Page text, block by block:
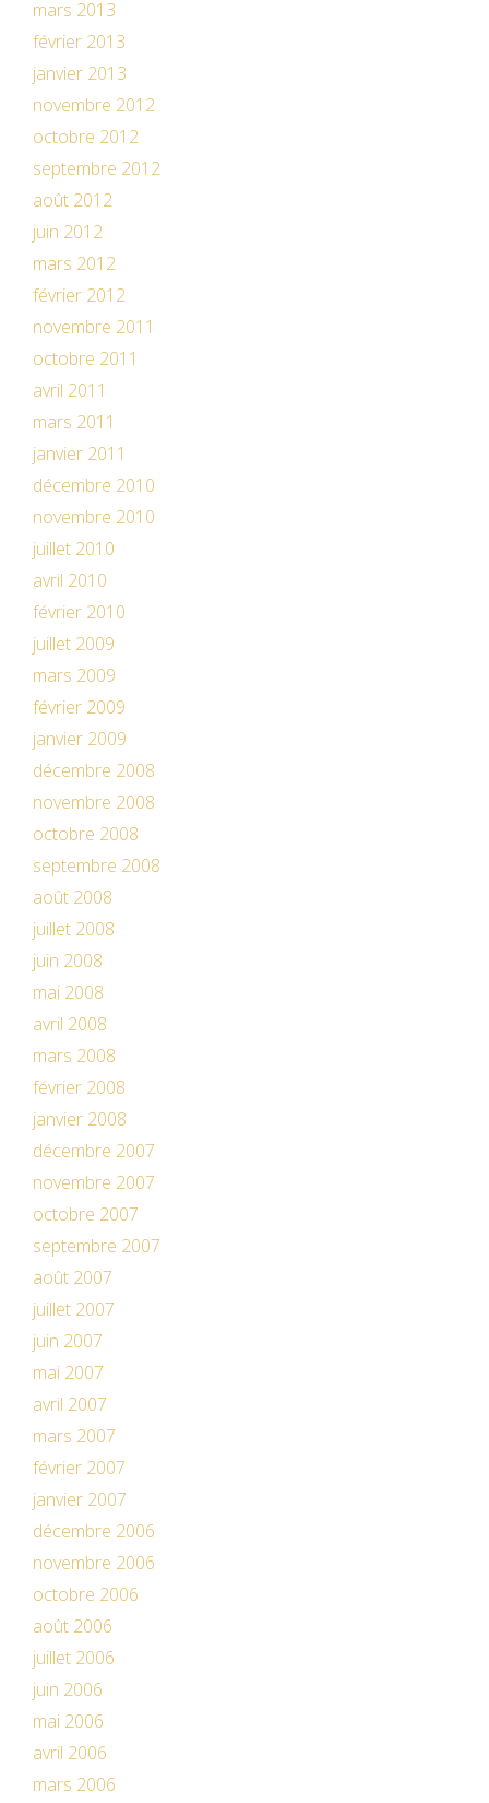
mars 2013
février 2013
janvier 2013
novembre 2012
octobre 2012
septembre 2012
août 2012
juin 2012
mars 2012
février 2012
novembre 2011
octobre 2011
avril 2011
mars 2011
janvier 2011
décembre 2010
novembre 2010
juillet 2010
avril 2010
février 2010
juillet 2009
mars 2009
février 2009
janvier 2009
décembre 2008
novembre 2008
octobre 2008
septembre 2008
août 2008
juillet 2008
juin 2008
mai 2008
avril 2008
mars 2008
février 2008
janvier 2008
décembre 2007
novembre 2007
octobre 2007
septembre 2007
août 2007
juillet 2007
juin 2007
mai 2007
avril 2007
mars 2007
février 2007
janvier 2007
décembre 2006
novembre 2006
octobre 2006
août 2006
juillet 2006
juin 2006
mai 2006
avril 2006
mars 2006